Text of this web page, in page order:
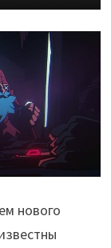
нового